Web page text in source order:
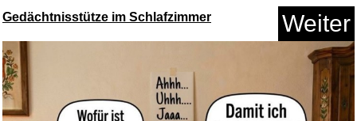
Gedächtnisstütze im Schlafzimmer Weiter